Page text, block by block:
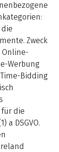
Zweck
Online-
Werbung
Bidding
für die
a DSGVO.